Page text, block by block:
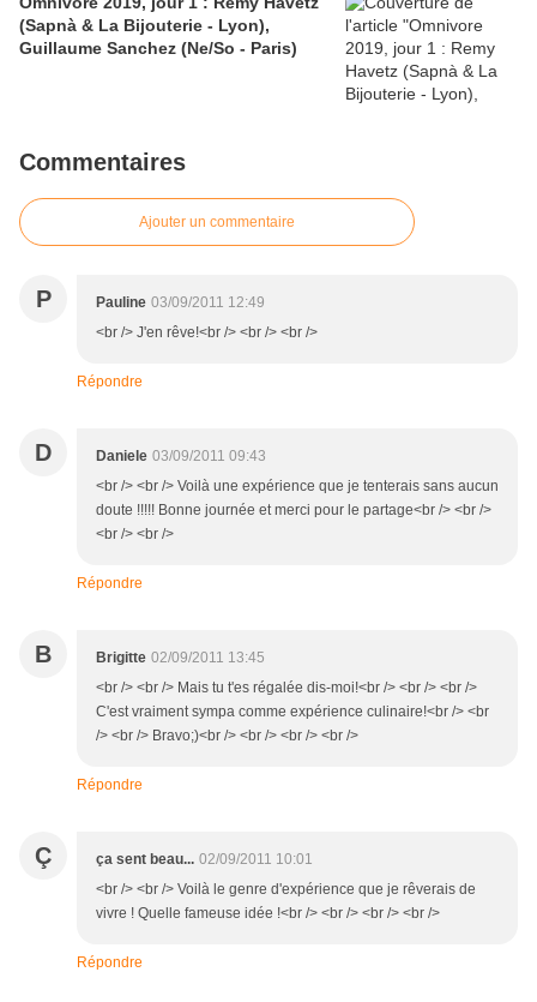
(Sapnà & La Bijouterie - Lyon),
Guillaume Sanchez (Ne/So - Paris)
Commentaires
Ajouter un commentaire
P Pauline 03/09/2011 12:49
<br /> J'en rêve!<br /> <br /> <br />
Répondre
D Daniele 03/09/2011 09:43
<br /> <br /> Voilà une expérience que je tenterais sans aucun
doute !!!!! Bonne journée et merci pour le partage<br /> <br />
<br /> <br />
Répondre
B Brigitte 02/09/2011 13:45
<br /> <br /> Mais tu t'es régalée dis-moi!<br /> <br /> <br />
C'est vraiment sympa comme expérience culinaire!<br /> <br
/> <br /> Bravo;)<br /> <br /> <br /> <br />
Répondre
Ç ça sent beau... 02/09/2011 10:01
<br /> <br /> Voilà le genre d'expérience que je rêverais de
vivre ! Quelle fameuse idée !<br /> <br /> <br /> <br />
Répondre